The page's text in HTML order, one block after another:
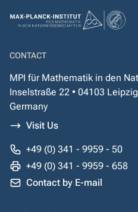
CONTACT
MPI für Mathematik in den
Inselstraße 22 • 04103 Leipzig
Germany
Visit Us
+49 (0) 341 - 9959 - 50
+49 (0) 341 - 9959 - 658
Contact by E-mail